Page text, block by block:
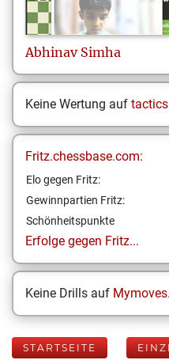
Abhinav Simha
Keine Wertung auf
Fritz.chessbase.com:
Elo gegen Fritz:
Gewinnpartien Fritz:
Schönheitspunkte
Erfolge gegen Fritz...
Keine Drills auf
STARTSEITE